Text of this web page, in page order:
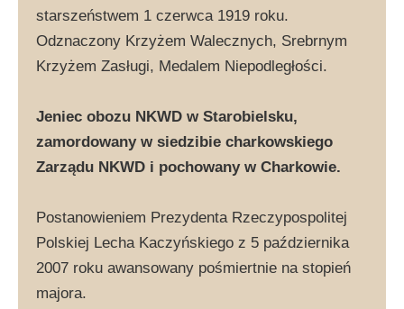
starszeństwem 1 czerwca 1919 roku.
Odznaczony Krzyżem Walecznych, Srebrnym
Krzyżem Zasługi, Medalem Niepodległości.
Jeniec obozu NKWD w Starobielsku,
zamordowany w siedzibie charkowskiego
Zarządu NKWD i pochowany w Charkowie.
Postanowieniem Prezydenta Rzeczypospolitej
Polskiej Lecha Kaczyńskiego z 5 października
2007 roku awansowany pośmiertnie na stopień
majora.